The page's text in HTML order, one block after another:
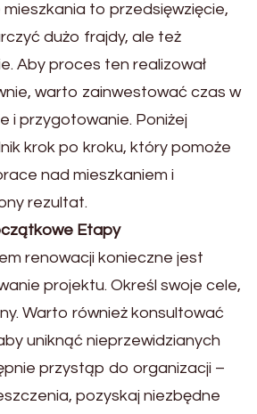
to przedsięwzięcie,
dużo frajdy, ale też
Aby proces ten realizował
warto zainwestować czas w
i przygotowanie. Poniżej
krok po kroku, który pomoże
nad mieszkaniem i
rezultat.
Etapy
renowacji konieczne jest
projektu. Określ swoje cele,
Warto również konsultować
uniknąć nieprzewidzianych
przystąp do organizacji –
pozyskaj niezbędne